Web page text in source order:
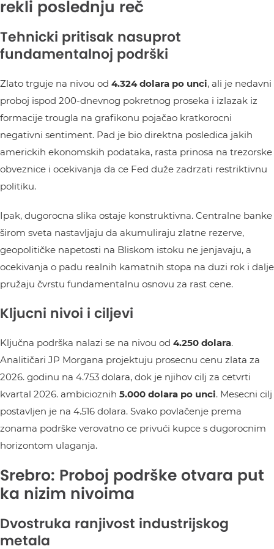
rekli poslednju reč
Tehnicki pritisak nasuprot
fundamentalnoj podrški
Zlato trguje na nivou od 4.324 dolara po unci, ali je nedavni
proboj ispod 200-dnevnog pokretnog proseka i izlazak iz
formacije trougla na grafikonu pojačao kratkorocni
negativni sentiment. Pad je bio direktna posledica jakih
americkih ekonomskih podataka, rasta prinosa na trezorske
obveznice i ocekivanja da ce Fed duže zadrzati restriktivnu
politiku.
Ipak, dugorocna slika ostaje konstruktivna. Centralne banke
širom sveta nastavljaju da akumuliraju zlatne rezerve,
geopolitičke napetosti na Bliskom istoku ne jenjavaju, a
ocekivanja o padu realnih kamatnih stopa na duzi rok i dalje
pružaju čvrstu fundamentalnu osnovu za rast cene.
Kljucni nivoi i ciljevi
Ključna podrška nalazi se na nivou od 4.250 dolara.
Analitičari JP Morgana projektuju prosecnu cenu zlata za
2026. godinu na 4.753 dolara, dok je njihov cilj za cetvrti
kvartal 2026. ambicioznih 5.000 dolara po unci. Mesecni cilj
postavljen je na 4.516 dolara. Svako povlačenje prema
zonama podrške verovatno ce privući kupce s dugorocnim
horizontom ulaganja.
Srebro: Proboj podrške otvara put
ka nizim nivoima
Dvostruka ranjivost industrijskog
metala